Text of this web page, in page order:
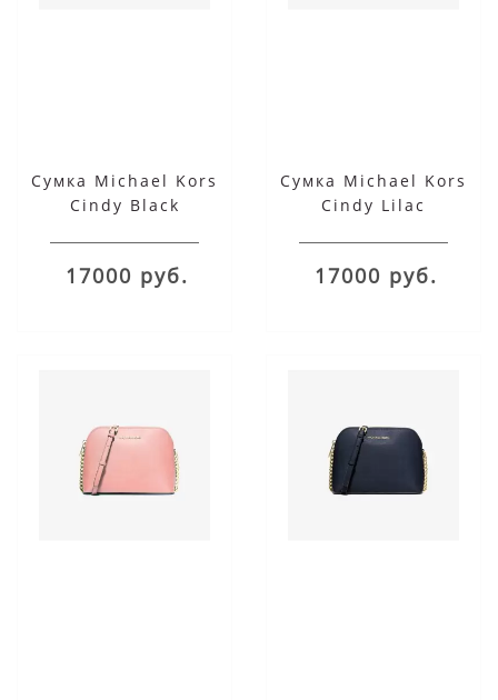
Сумка Michael Kors
Cindy Black
17000 руб.
Сумка Michael Kors
Cindy Lilac
17000 руб.